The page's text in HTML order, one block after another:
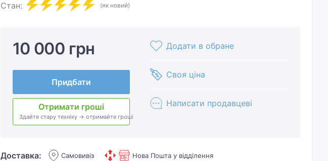
Стан: (як новий)
10 000 грн
Придбати
Отримати гроші
Здайте стару техніку → отримайте гроші
Додати в обране
Своя ціна
Написати продавцеві
Доставка: Самовивіз Нова Пошта у відділення